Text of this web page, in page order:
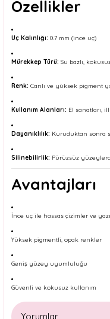
Özellikler
Uç Kalınlığı: 0.7 mm (ince uç)
Mürekkep Türü: Su bazlı,
Renk: Canlı ve yüksek pigment
Kullanım Alanları: El sanatları,
Dayanıklılık: Kuruduktan sonra
Silinebilirlik: Pürüzsüz
Avantajları
İnce uç ile hassas çizimler ve
Yüksek pigmentli, opak renkler
Geniş yüzey uyumluluğu
Güvenli ve kokusuz kullanım
Yorumlar